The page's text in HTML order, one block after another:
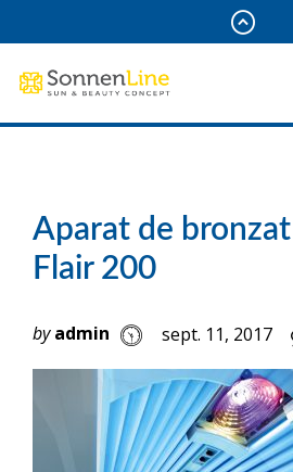
Aparat de
Flair 200
by admin sept. 11, 2017